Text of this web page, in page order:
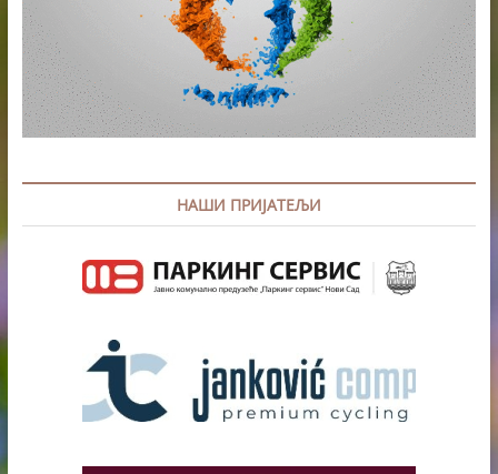
НАШИ ПРИЈАТЕЉИ